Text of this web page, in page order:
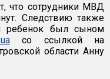
что сотрудники МВД
Следствию также
ребенок был сыном
со ссылкой на
области Анну